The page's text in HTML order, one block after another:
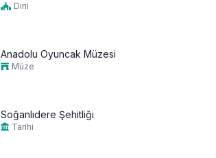
Dini
Anadolu Oyuncak Müzesi
Müze
Soğanlıdere Şehitliği
Tarihi